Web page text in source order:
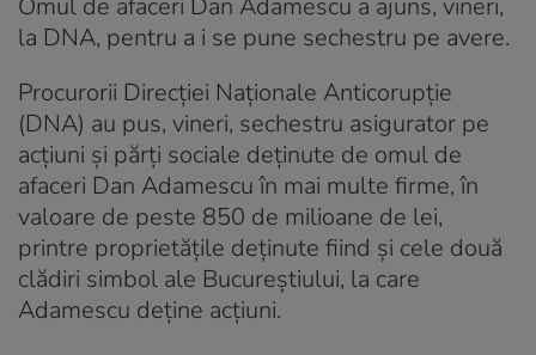
la DNA, pentru a i se pune sechestru pe avere.
Procurorii Direcţiei Naţionale Anticorupţie
(DNA) au pus, vineri, sechestru asigurator pe
acţiuni şi părţi sociale deţinute de omul de
afaceri Dan Adamescu în mai multe firme, în
valoare de peste 850 de milioane de lei,
printre proprietățile deținute fiind și cele două
clădiri simbol ale Bucureștiului, la care
Adamescu deține acțiuni.